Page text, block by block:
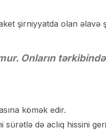
şirniyyatda olan əlavə
Onların
kömək edir.
də aclıq hissini